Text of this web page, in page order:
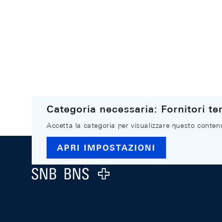
Categoria necessaria: Fornitori
Accetta la categoria per visualizzare questo
APRI IMPOSTAZIONI
Footer
Logo